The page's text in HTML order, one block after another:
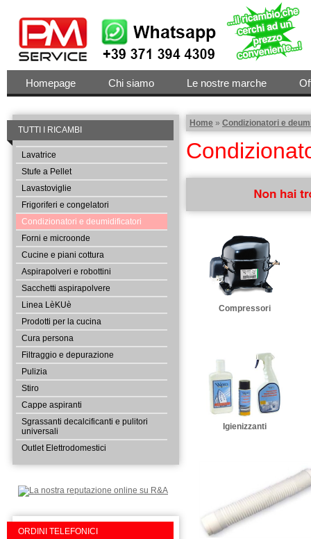
Homepage Chi siamo Le nostre marche
TUTTI I RICAMBI
Lavatrice
Stufe a Pellet
Lavastoviglie
Frigoriferi e congelatori
Condizionatori e deumidificatori
Forni e microonde
Cucine e piani cottura
Aspirapolveri e robottini
Sacchetti aspirapolvere
Linea LèKUè
Prodotti per la cucina
Cura persona
Filtraggio e depurazione
Pulizia
Stiro
Cappe aspiranti
Sgrassanti decalcificanti e pulitori
universali
Outlet Elettrodomestici
ORDINI TELEFONICI
Home » Condizionatori e
Tipo di Elettrodomestico:
Modello Elettrodomestico:
Inserisci descrizione
Compressori
Igienizzanti